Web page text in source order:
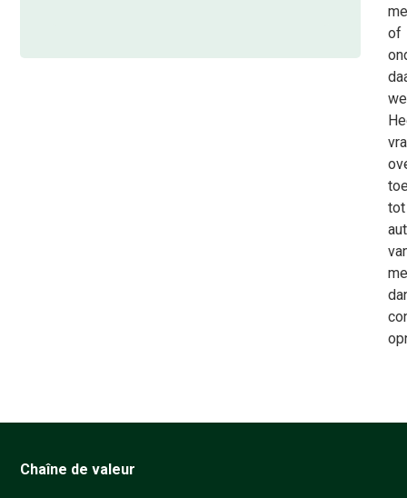
of
Chaîne de valeur